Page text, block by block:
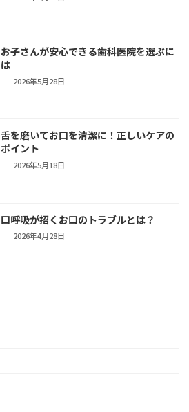
お子さんが安心できる歯科医院を選ぶに
は
2026年5月28日
舌を磨いてお口を清潔に！正しいケアの
ポイント
2026年5月18日
口呼吸が招くお口のトラブルとは？
2026年4月28日